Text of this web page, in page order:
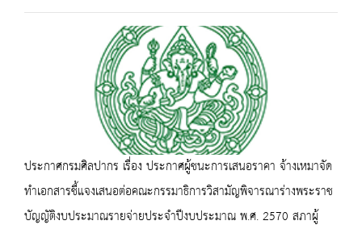
ประกาศกรมศิลปากร เรื่อง ประกาศผู้ชนะการเสนอราคา จ้างเหมาจัด
ทำเอกสารชี้แจงเสนอต่อคณะกรรมาธิการวิสามัญพิจารณาร่างพระราช
บัญญัติงบประมาณรายจ่ายประจำปีงบประมาณ พ.ศ. 2570 สภาผู้